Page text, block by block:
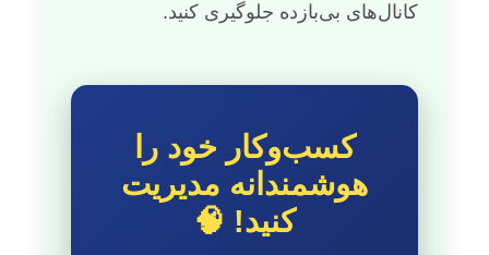
کانال‌های بی‌بازده جلوگیری کنید.
کسب‌وکار خود را
هوشمندانه مدیریت
کنید! 🧠